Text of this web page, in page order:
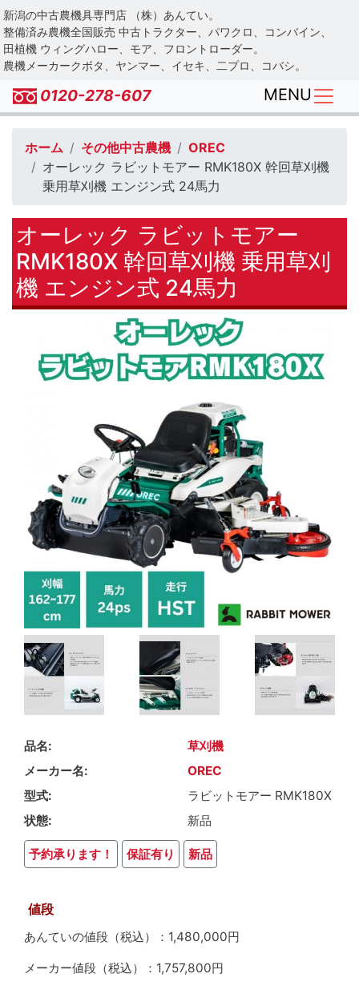
Skip
to
main
content
新潟の中古農機具専門店 （株）あんてい。
整備済み農機全国販売 中古トラクター、パワクロ、コンバイン、
田植機 ウィングハロー、モア、フロントローダー。
農機メーカークボタ、ヤンマー、イセキ、二プロ、コバシ。
0120-278-607 MENU
ホーム その他中古農機
OREC
オーレック ラビットモアー RMK180X 幹回草刈機
乗用草刈機 エンジン式 24馬力
オーレック ラビットモアー
RMK180X 幹回草刈機 乗用草刈
機 エンジン式 24馬力
品名
草刈機
メーカー名
OREC
型式
ラビットモアー RMK180X
状態
新品
予約承ります！ 保証有り 新品
値段
あんていの値段（税込）：1,480,000円
メーカー値段（税込）：1,757,800円